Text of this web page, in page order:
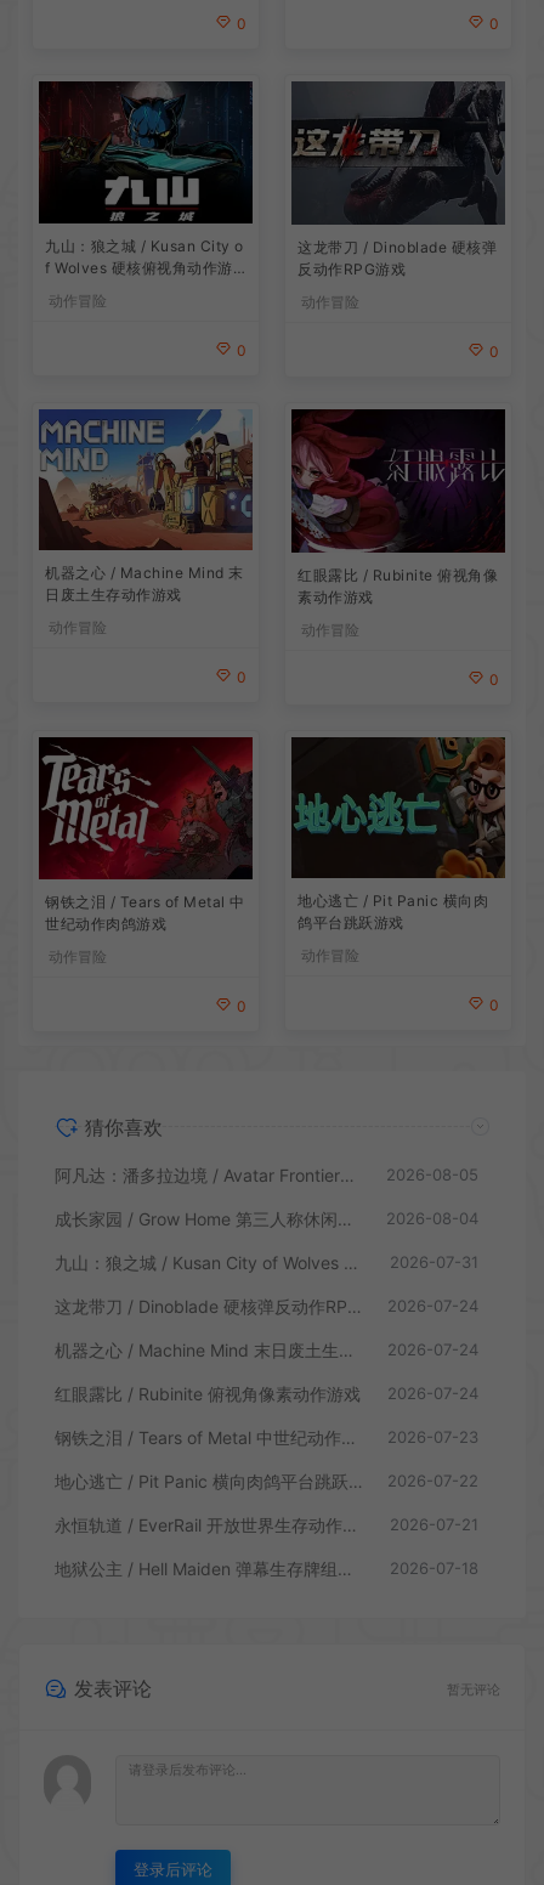
0 0
九山：狼之城 / Kusan City o
f Wolves 硬核俯视角动作游
动作冒险
0
这龙带刀 / Dinoblade 硬核弹
反动作RPG游戏
动作冒险
0
机器之心 / Machine Mind 末
日废土生存动作游戏
动作冒险
0
红眼露比 / Rubinite 俯视角像
素动作游戏
动作冒险
0
钢铁之泪 / Tears of Metal 中
世纪动作肉鸽游戏
动作冒险
0
地心逃亡 / Pit Panic 横向肉
鸽平台跳跃游戏
动作冒险
0
猜你喜欢
阿凡达：潘多拉边境 / Avatar Frontiers of Pandora 开放世界冒险游戏 2026-08-05
成长家园 / Grow Home 第三人称休闲动作游戏 2026-08-04
九山：狼之城 / Kusan City of Wolves 硬核俯视角动作游戏 2026-07-31
这龙带刀 / Dinoblade 硬核弹反动作RPG游戏 2026-07-24
机器之心 / Machine Mind 末日废土生存动作游戏 2026-07-24
红眼露比 / Rubinite 俯视角像素动作游戏 2026-07-24
钢铁之泪 / Tears of Metal 中世纪动作肉鸽游戏 2026-07-23
地心逃亡 / Pit Panic 横向肉鸽平台跳跃游戏 2026-07-22
永恒轨道 / EverRail 开放世界生存动作游戏 2026-07-21
地狱公主 / Hell Maiden 弹幕生存牌组动作游戏 2026-07-18
发表评论 暂无评论
登录后评论